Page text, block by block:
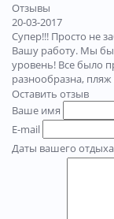
Отзывы
20-03-2017
Супер!!! Просто не
Вашу работу. Мы
уровень! Все было
разнообразна,
Оставить отзыв
Ваше имя
E-mail
Даты вашего отдыха